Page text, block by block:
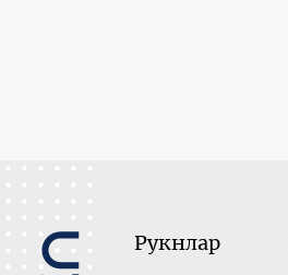
Рукнлар